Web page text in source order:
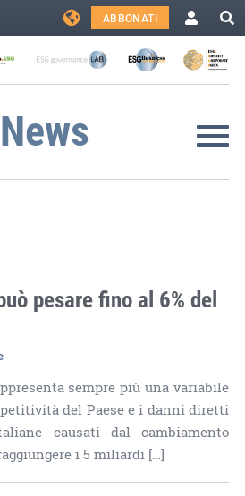
ABBONATI
pesare fino al 6% del
sempre più una variabile
del Paese e i danni diretti
causati dal cambiamento
i 5 miliardi […]